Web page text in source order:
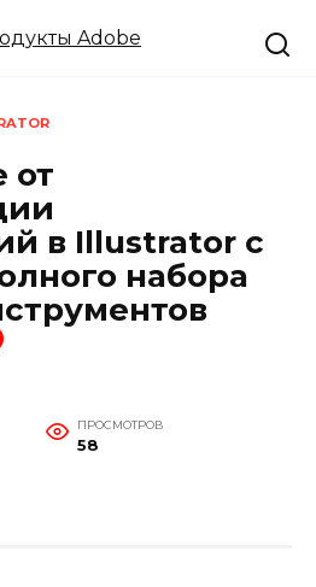
от
в Illustrator с
набора
ПРОСМОТРОВ
58